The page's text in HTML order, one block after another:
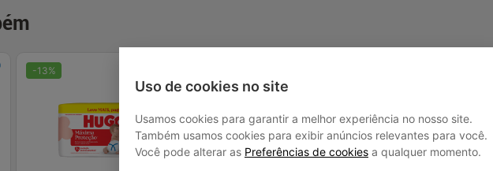
Uso de cookies no site
Usamos cookies para garantir a melhor experiência no nosso site.
Também usamos cookies para exibir anúncios relevantes para você.
Você pode alterar as Preferências de cookies a qualquer momento.
-13%